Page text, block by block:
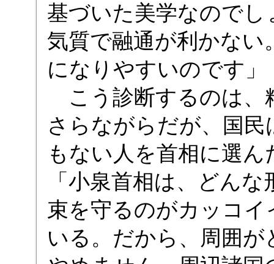
基づいた美学なのでし
気質で融通が利かな
になりやすいのです」
こう診断するのは、
さらながらだが、国民
もない人を首相に選ん
「小泉首相は、どん
束を守るのがカッコイ
いる。だから、周囲